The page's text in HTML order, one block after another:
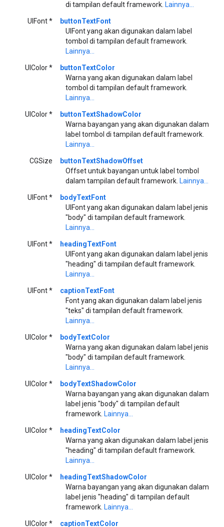
di tampilan default framework. Lainnya...
UIFont *
buttonTextFont
UIFont yang akan digunakan dalam label
tombol di tampilan default framework.
Lainnya...
UIColor *
buttonTextColor
Warna yang akan digunakan dalam label
tombol di tampilan default framework.
Lainnya...
UIColor *
buttonTextShadowColor
Warna bayangan yang akan digunakan dalam
label tombol di tampilan default framework.
Lainnya...
CGSize
buttonTextShadowOffset
Offset untuk bayangan untuk label tombol
dalam tampilan default framework. Lainnya...
UIFont *
bodyTextFont
UIFont yang akan digunakan dalam label jenis
"body" di tampilan default framework.
Lainnya...
UIFont *
headingTextFont
UIFont yang akan digunakan dalam label jenis
"heading" di tampilan default framework.
Lainnya...
UIFont *
captionTextFont
Font yang akan digunakan dalam label jenis
"teks" di tampilan default framework.
Lainnya...
UIColor *
bodyTextColor
Warna yang akan digunakan dalam label jenis
"body" di tampilan default framework.
Lainnya...
UIColor *
bodyTextShadowColor
Warna bayangan yang akan digunakan dalam
label jenis "body" di tampilan default
framework. Lainnya...
UIColor *
headingTextColor
Warna yang akan digunakan dalam label jenis
"heading" di tampilan default framework.
Lainnya...
UIColor *
headingTextShadowColor
Warna bayangan yang akan digunakan dalam
label jenis "heading" di tampilan default
framework. Lainnya...
UIColor * captionTextColor